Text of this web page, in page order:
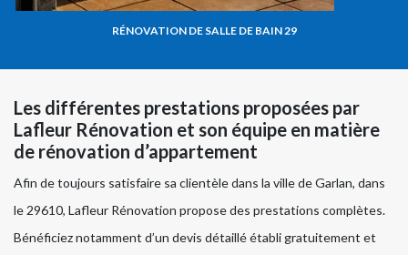
RÉNOVATION DE SALLE DE BAIN 29
Les différentes prestations proposées par
Lafleur Rénovation et son équipe en matière
de rénovation d’appartement
Afin de toujours satisfaire sa clientèle dans la ville de Garlan, dans
le 29610, Lafleur Rénovation propose des prestations complètes.
Bénéficiez notamment d’un devis détaillé établi gratuitement et